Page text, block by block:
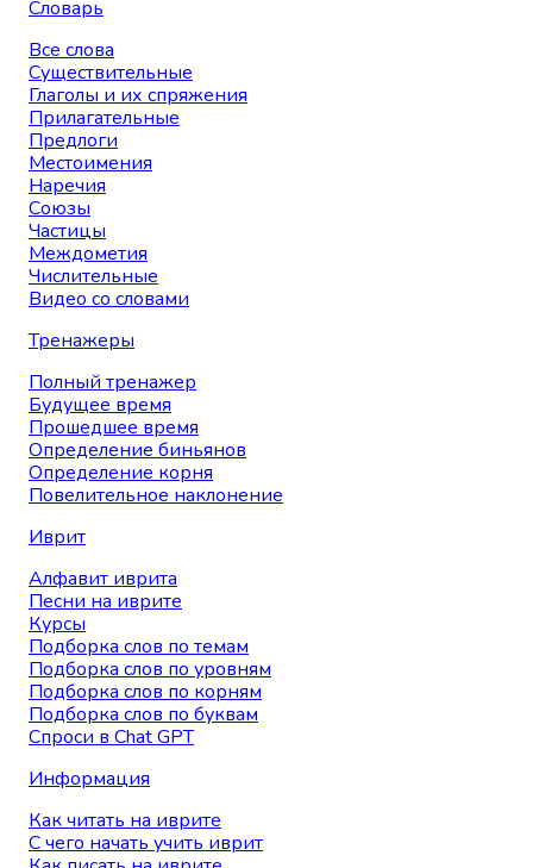
Словарь
Все слова
Существительные
Глаголы и их спряжения
Прилагательные
Предлоги
Местоимения
Наречия
Союзы
Частицы
Междометия
Числительные
Видео со словами
Тренажеры
Полный тренажер
Будущее время
Прошедшее время
Определение биньянов
Определение корня
Повелительное наклонение
Иврит
Алфавит иврита
Песни на иврите
Курсы
Подборка слов по темам
Подборка слов по уровням
Подборка слов по корням
Подборка слов по буквам
Спроси в Chat GPT
Информация
Как читать на иврите
С чего начать учить иврит